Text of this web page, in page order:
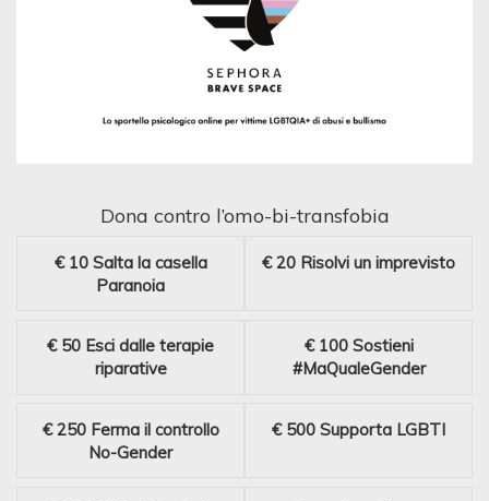
Dona contro l’omo-bi-transfobia
€ 10 Salta la casella
Paranoia
€ 20 Risolvi un imprevisto
€ 50 Esci dalle terapie
riparative
€ 100 Sostieni
#MaQualeGender
€ 250 Ferma il controllo
No-Gender
€ 500 Supporta LGBTI